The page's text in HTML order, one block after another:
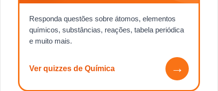
Responda questões sobre átomos, elementos
químicos, substâncias, reações, tabela periódica
e muito mais.
Ver quizzes de Química →